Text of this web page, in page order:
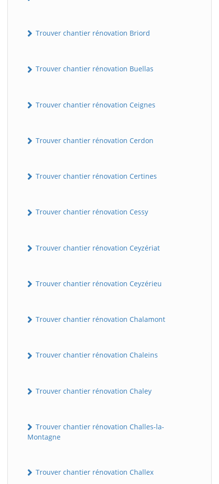
Trouver chantier rénovation Briord
Trouver chantier rénovation Buellas
Trouver chantier rénovation Ceignes
Trouver chantier rénovation Cerdon
Trouver chantier rénovation Certines
Trouver chantier rénovation Cessy
Trouver chantier rénovation Ceyzériat
Trouver chantier rénovation Ceyzérieu
Trouver chantier rénovation Chalamont
Trouver chantier rénovation Chaleins
Trouver chantier rénovation Chaley
Trouver chantier rénovation Challes-la-
Montagne
Trouver chantier rénovation Challex